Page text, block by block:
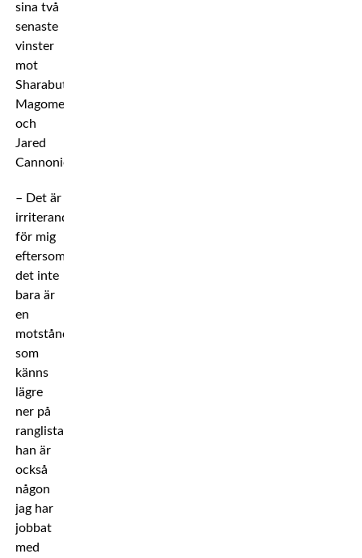
sina två
senaste
vinster
mot
Sharabutdin
Magomedov
och
Jared
Cannonier.
– Det är
irriterande
för mig
eftersom
det inte
bara är
en
motståndare
som
känns
lägre
ner på
ranglistan,
han är
också
någon
jag har
jobbat
med